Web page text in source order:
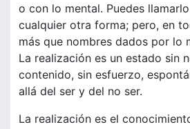
o con lo mental. Puedes
cualquier otra forma; pero, en
más que nombres dados por lo
La realización es un estado sin
contenido, sin esfuerzo,
allá del ser y del no ser.
La realización es el